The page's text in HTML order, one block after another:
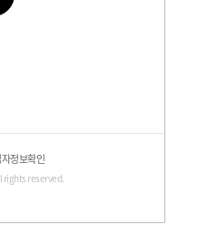
정보확인
rights reserved.